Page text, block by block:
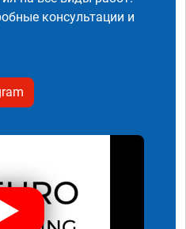
консультации и